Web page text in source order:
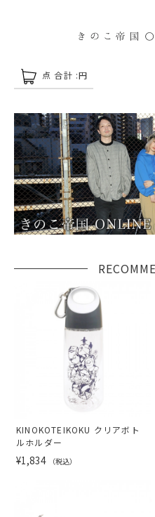
点 合計 :円
KINOKOTEIKOKU クリアボト
ルホルダー
¥1,834 （税込）